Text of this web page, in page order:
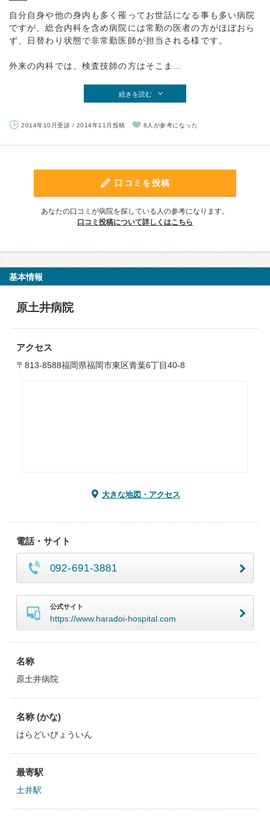
自分自身や他の身内も多く罹ってお世話になる事も多い病院
ですが、総合内科を含め病院には常勤の医者の方がほぼおら
ず、日替わり状態で非常勤医師が担当される様です。
外来の内科では、検査技師の方はそこま...
続きを読む
2014年10月受診 / 2014年11月投稿 8人が参考になった
口コミを投稿
あなたの口コミが病院を探している人の参考になります。
口コミ投稿について詳しくはこちら
基本情報
原土井病院
アクセス
〒813-8588福岡県福岡市東区青葉6丁目40-8
大きな地図・アクセス
電話・サイト
092-691-3881
公式サイト
https://www.haradoi-hospital.com
名称
原土井病院
名称 (かな)
はらどいびょういん
最寄駅
土井駅